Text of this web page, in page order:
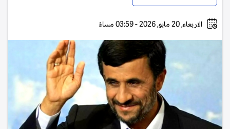
الاربعاء, 20 مايو, 2026 - 03:59 مساءً